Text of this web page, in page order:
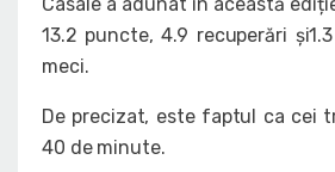
13.2 puncte, 4.9 recuperări
meci.
De precizat, este faptul ca cei
40 de minute.